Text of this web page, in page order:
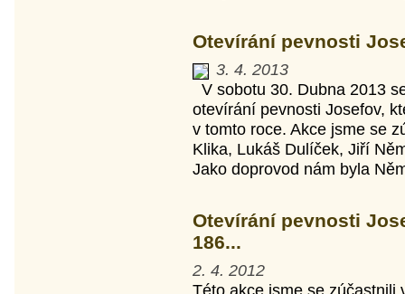
Otevírání pevnosti
3. 4. 2013
V sobotu 30. Dubna 2013
otevírání pevnosti Josefov,
v tomto roce. Akce jsme se
Klika, Lukáš Dulíček, Jiří
Jako doprovod nám byla
Otevírání pevnosti
186...
2. 4. 2012
Této akce jsme se zúčastnili